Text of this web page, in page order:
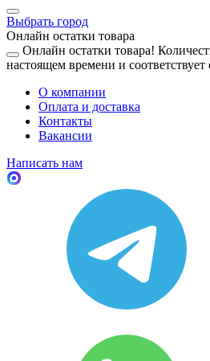
Выбрать город
Онлайн остатки товара
Онлайн остатки товара!
настоящем времени и соответствует
О компании
Оплата и доставка
Контакты
Вакансии
Написать нам